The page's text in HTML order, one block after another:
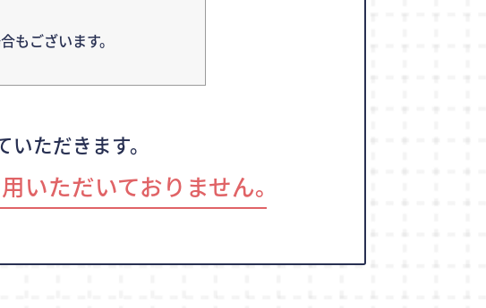
もございます。
ただきます。
いただいておりません｡